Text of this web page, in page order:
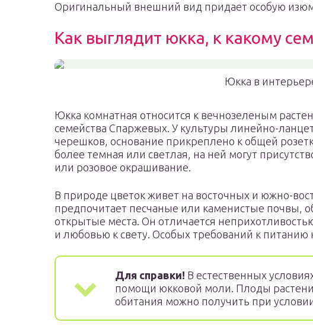
Оригинальный внешний вид придает особую
Как выглядит юкка, к какому
Юкка в
Юкка комнатная относится к вечнозеленым
семейства Спаржевых. У культуры линейно-
черешков, основание прикреплено к общей
более темная или светлая, на ней могут
или розовое окрашивание.
В природе цветок живет на восточных и южно-
предпочитает песчаные или каменистые почвы,
открытые места. Он отличается
и любовью к свету. Особых требований к питанию
Для справки! В естественных
помощи юкковой моли. Плоды
обитания можно получить при